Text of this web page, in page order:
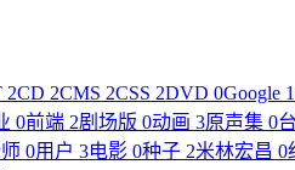
2CD 2CMS 2CSS 2DVD 0Google 1
0前端 2剧场版 0动画 3原声集 0
0用户 3电影 0种子 2米林宏昌 0